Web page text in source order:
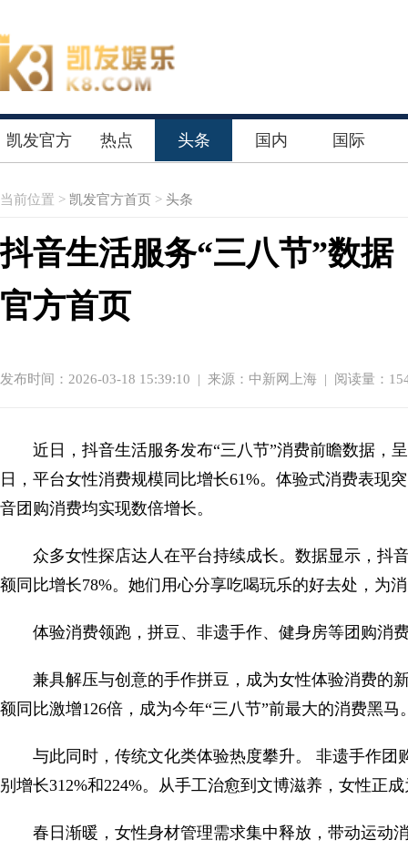
凯发官方 热点 头条 国内 国际
当前位置 > 凯发官方首页 > 头条
抖音生活服务“三八节”数
官方首页
发布时间：2026-03-18 15:39:10 | 来源：中新网上海 | 阅读量：
近日，抖音生活服务发布“三八节”消费前瞻数据，
日，平台女性消费规模同比增长61%。体验式消费表现
音团购消费均实现数倍增长。
众多女性探店达人在平台持续成长。数据显示，抖
额同比增长78%。她们用心分享吃喝玩乐的好去处，为
体验消费领跑，拼豆、非遗手作、健身房等团购消
兼具解压与创意的手作拼豆，成为女性体验消费的
额同比激增126倍，成为今年“三八节”前最大的消费黑马
与此同时，传统文化类体验热度攀升。 非遗手作团
别增长312%和224%。从手工治愈到文博滋养，女性正
春日渐暖，女性身材管理需求集中释放，带动运动